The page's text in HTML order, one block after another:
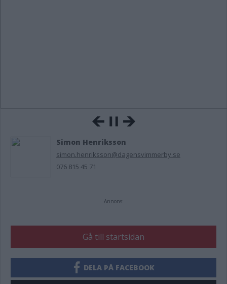
Simon Henriksson
simon.henriksson@dagensvimmerby.se
076 815 45 71
Annons:
Gå till startsidan
DELA PÅ FACEBOOK